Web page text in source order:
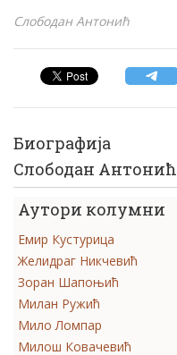
Слободан Антонић
Биографија
Слободан Антонић
Аутори колумни
Емир Кустурица
Желидраг Никчевић
Зоран Шапоњић
Милан Ружић
Мило Ломпар
Милош Ковачевић